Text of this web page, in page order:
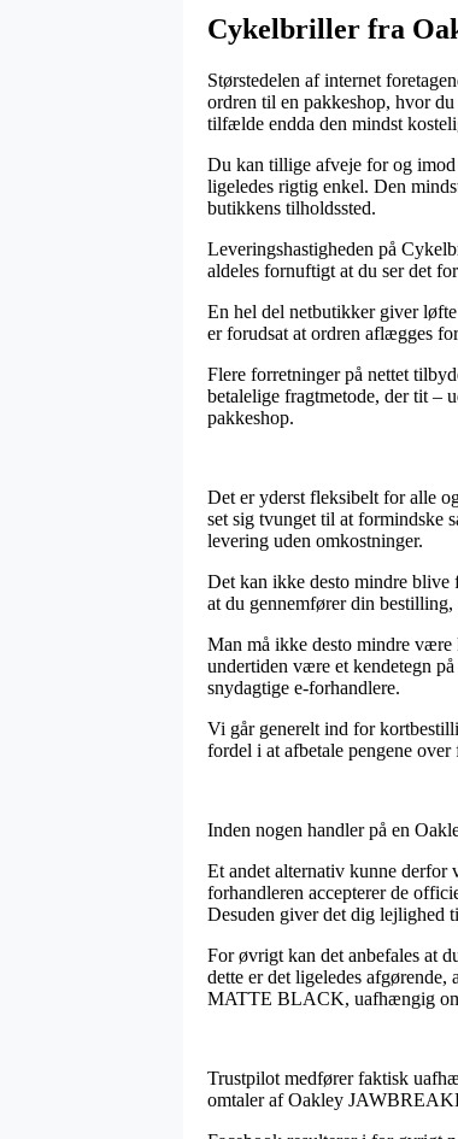
Cykelbriller fra
Størstedelen af internet
ordren til en pakkeshop, hvor
tilfælde endda den mindst
Du kan tillige afveje for og imod
ligeledes rigtig enkel. Den
butikkens tilholdssted.
Leveringshastigheden på
aldeles fornuftigt at du ser det
En hel del netbutikker giver
er forudsat at ordren aflægges
Flere forretninger på nettet
betalelige fragtmetode, der tit –
pakkeshop.
Det er yderst fleksibelt for alle
set sig tvunget til at formindske
levering uden omkostninger.
Det kan ikke desto mindre
at du gennemfører din bestilling,
Man må ikke desto mindre være
undertiden være et kendetegn
snydagtige e-forhandlere.
Vi går generelt ind for
fordel i at afbetale pengene over
Inden nogen handler på en
Et andet alternativ kunne
forhandleren accepterer de
Desuden giver det dig lejlighed
For øvrigt kan det anbefales at
dette er det ligeledes
MATTE BLACK, uafhængig
Trustpilot medfører faktisk
omtaler af Oakley